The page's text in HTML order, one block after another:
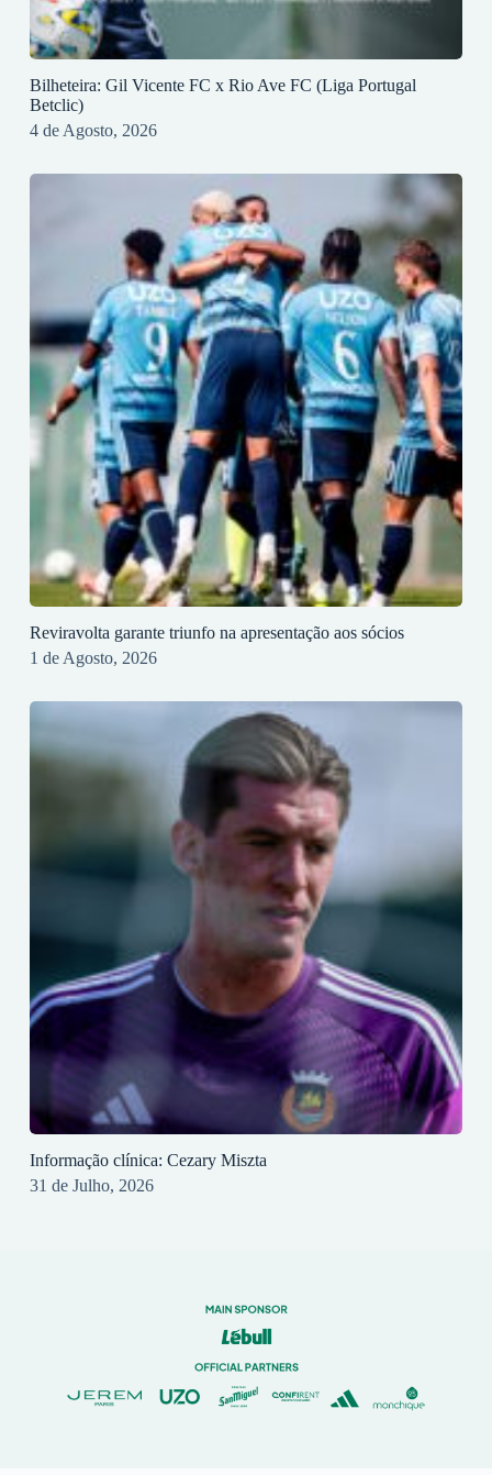
Bilheteira: Gil Vicente FC x Rio Ave FC (Liga Portugal
Betclic)
4 de Agosto, 2026
Reviravolta garante triunfo na apresentação aos sócios
1 de Agosto, 2026
Informação clínica: Cezary Miszta
31 de Julho, 2026